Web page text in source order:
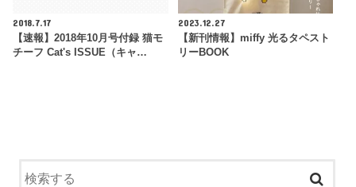
2018.7.17
【速報】2018年10月号付録 猫モ
チーフ Cat's ISSUE（キャ…
2023.12.27
【新刊情報】miffy 光るタペスト
リーBOOK